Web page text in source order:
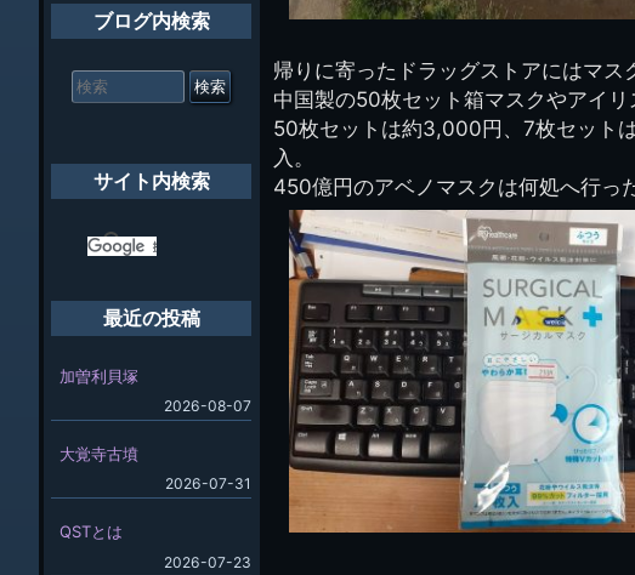
帰りに寄ったドラッグストアにはマス
中国製の50枚セット箱マスクやアイ
50枚セットは約3,000円、7枚セット
入。
450億円のアベノマスクは何処へ行っ
ブログ内検索
索
サイト内検索
最近の投稿
加曽利貝塚
2026-08-07
大覚寺古墳
2026-07-31
QSTとは
2026-07-23